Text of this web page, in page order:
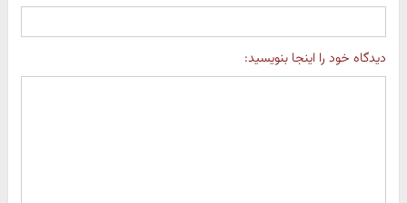
دیدگاه خود را اینجا بنویسید: